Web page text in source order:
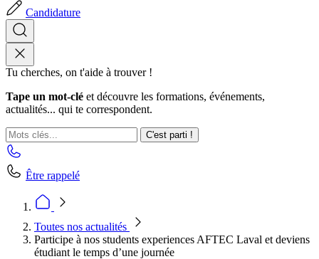
Candidature
Tu cherches, on t'aide à trouver !
Tape un mot-clé et découvre les formations, événements,
actualités... qui te correspondent.
C'est parti !
Être rappelé
Toutes nos actualités
Participe à nos students experiences AFTEC Laval et deviens
étudiant le temps d’une journée